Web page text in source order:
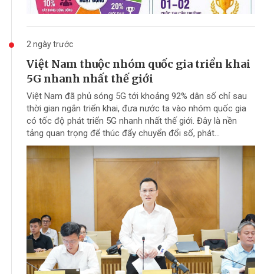
2 ngày trước
Việt Nam thuộc nhóm quốc gia triển khai
5G nhanh nhất thế giới
Việt Nam đã phủ sóng 5G tới khoảng 92% dân số chỉ sau
thời gian ngắn triển khai, đưa nước ta vào nhóm quốc gia
có tốc độ phát triển 5G nhanh nhất thế giới. Đây là nền
tảng quan trọng để thúc đẩy chuyển đổi số, phát...